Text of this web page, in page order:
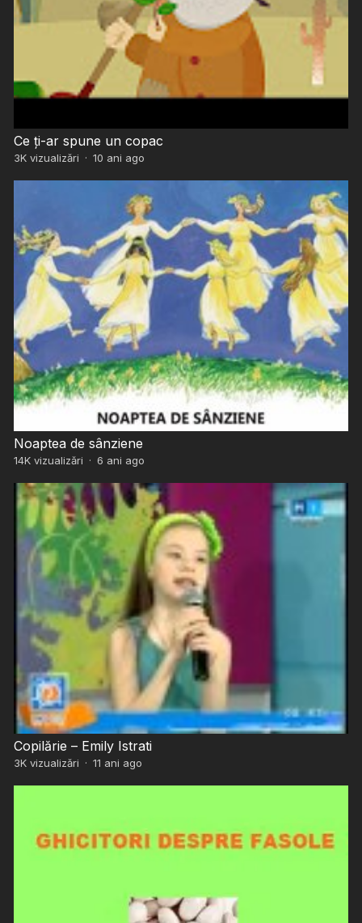
Ce ți-ar spune un copac
3Kvizualizări · 10 ani ago
Noaptea de sânziene
14Kvizualizări · 6 ani ago
Copilărie – Emily Istrati
3Kvizualizări · 11 ani ago